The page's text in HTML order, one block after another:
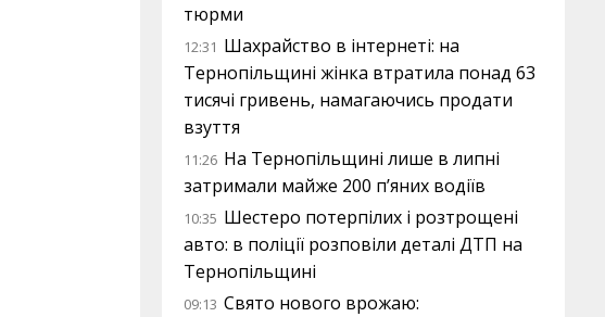
тюрми
12:31 Шахрайство в інтернеті: на
Тернопільщині жінка втратила понад 63
тисячі гривень, намагаючись продати
взуття
11:26 На Тернопільщині лише в липні
затримали майже 200 п’яних водіїв
10:35 Шестеро потерпілих і розтрощені
авто: в поліції розповіли деталі ДТП на
Тернопільщині
09:13 Свято нового врожаю: